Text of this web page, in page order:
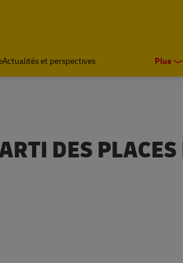
Actualités et perspectives Plus
DES PLACES